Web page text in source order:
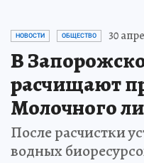
НОВОСТИ ОБЩЕСТВО 30
В
расчищают
Молочного
После расчистки
водных